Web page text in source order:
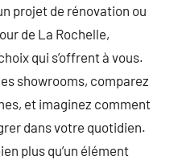
projet de rénovation ou
de La Rochelle,
qui s’offrent à vous.
showrooms, comparez
et imaginez comment
dans votre quotidien.
plus qu’un élément